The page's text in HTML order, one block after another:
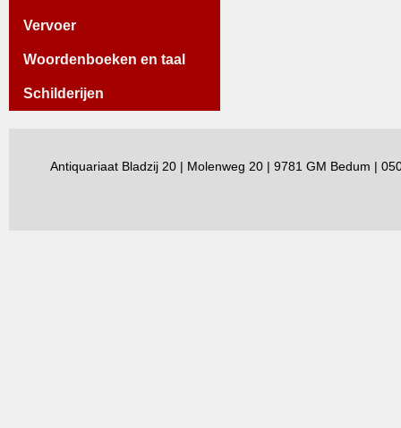
Vervoer
Woordenboeken en taal
Schilderijen
Antiquariaat Bladzij 20 | Molenweg 20 | 9781 GM Bedum |